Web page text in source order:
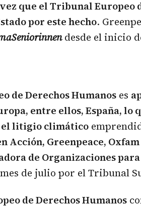
que elTribunal Europeo
por este hecho.
desde el inicio
de Derechos Humanos es
entre ellos, España, lo
el litigio climático
Acción, Greenpeace,
de Organizaciones
de julio por el Tribunal
de Derechos Humanos